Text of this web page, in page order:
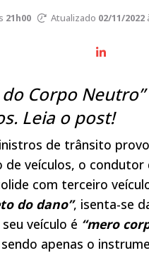
21h00 Atualizado 02/11/2022
Corpo
Leia o post!
de trânsito
de veículos, o condutor
com terceiro
do dano”, isenta-se
veículo é “mero
apenas o